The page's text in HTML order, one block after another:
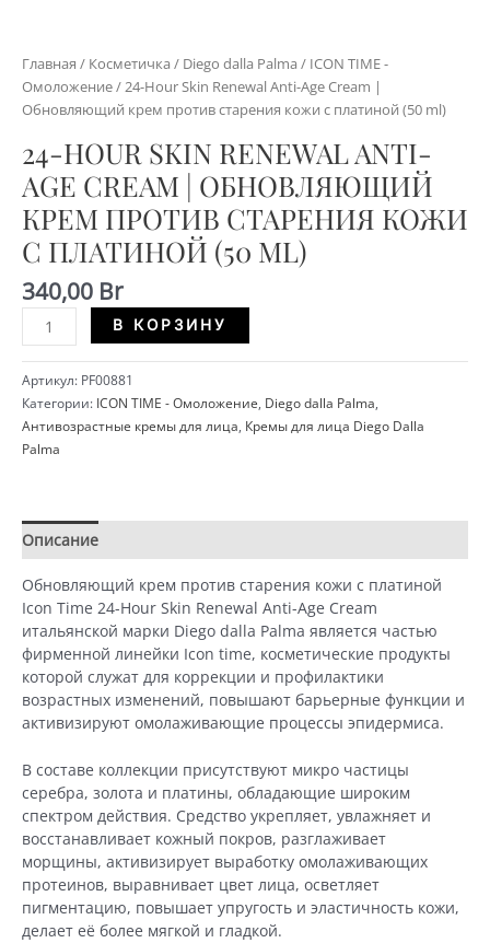
Главная / Косметичка / Diego dalla Palma / ICON TIME -
Омоложение/ 24-Hour Skin Renewal Anti-Age Cream |
Обновляющий крем против старения кожи с платиной (50 ml)
24-HOUR SKIN RENEWAL ANTI-
AGE CREAM | ОБНОВЛЯЮЩИЙ
КРЕМ ПРОТИВ СТАРЕНИЯ КОЖИ
С ПЛАТИНОЙ (50 ML)
340,00 Br
Количество
24-
Hour
Skin
Renewal
Anti-
Age
Обновляющий
крем
старения
кожи
с
платиной
(50
ml)
В КОРЗИНУ
Артикул: PF00881
Категории: ICON TIME - Омоложение, Diego dalla Palma,
Антивозрастные кремы для лица, Кремы для лица Diego Dalla
Palma
Описание
Обновляющий крем против старения кожи с платиной
Icon Time 24-Hour Skin Renewal Anti-Age Cream
итальянской марки Diego dalla Palma является частью
фирменной линейки Icon time, косметические продукты
которой служат для коррекции и профилактики
возрастных изменений, повышают барьерные функции и
активизируют омолаживающие процессы эпидермиса.
В составе коллекции присутствуют микро частицы
серебра, золота и платины, обладающие широким
спектром действия. Средство укрепляет, увлажняет и
восстанавливает кожный покров, разглаживает
морщины, активизирует выработку омолаживающих
протеинов, выравнивает цвет лица, осветляет
пигментацию, повышает упругость и эластичность кожи,
делает её более мягкой и гладкой.